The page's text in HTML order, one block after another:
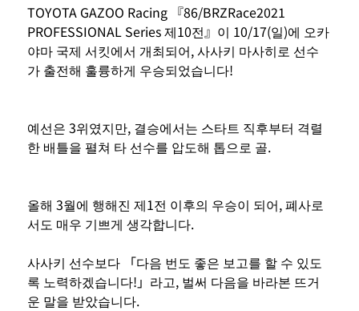
TOYOTA GAZOO Racing 『86/BRZRace2021
PROFESSIONAL Series 제10전』이 10/17(일)에 오카
야마 국제 서킷에서 개최되어, 사사키 마사히로 선수
가 출전해 훌륭하게 우승되었습니다!
예선은 3위였지만, 결승에서는 스타트 직후부터 격렬
한 배틀을 펼쳐 타 선수를 압도해 톱으로 골.
올해 3월에 행해진 제1전 이후의 우승이 되어, 폐사로
서도 매우 기쁘게 생각합니다.
사사키 선수보다 「다음 번도 좋은 보고를 할 수 있도
록 노력하겠습니다!」라고, 벌써 다음을 바라본 뜨거
운 말을 받았습니다.